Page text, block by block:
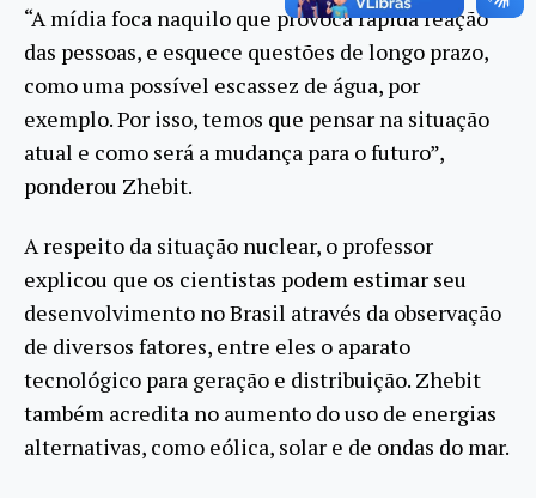
“A mídia foca naquilo que provoca rápida reação
das pessoas, e esquece questões de longo prazo,
como uma possível escassez de água, por
exemplo. Por isso, temos que pensar na situação
atual e como será a mudança para o futuro”,
ponderou Zhebit.
A respeito da situação nuclear, o professor
explicou que os cientistas podem estimar seu
desenvolvimento no Brasil através da observação
de diversos fatores, entre eles o aparato
tecnológico para geração e distribuição. Zhebit
também acredita no aumento do uso de energias
alternativas, como eólica, solar e de ondas do mar.